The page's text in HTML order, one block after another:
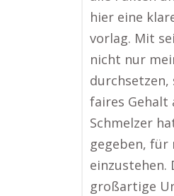
hier eine
vorlag. Mit
nicht nur
durchsetzen,
faires Gehalt
Schmelzer
gegeben, für
einzustehen.
großartige